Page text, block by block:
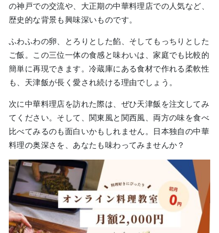
の神戸での交流や、大正期の中華料理店での人気など、
歴史的な背景も興味深いものです。
ふわふわの卵、とろりとした餡、そしてもっちりとした
ご飯。この三位一体の食感と味わいは、家庭でも比較的
簡単に再現できます。冷蔵庫にある食材で作れる柔軟性
も、天津飯が長く愛され続ける理由でしょう。
次に中華料理店を訪れた際は、ぜひ天津飯を注文してみ
てください。そして、関東風と関西風、両方の味を食べ
比べてみるのも面白いかもしれません。日本独自の中華
料理の奥深さを、あなたも味わってみませんか？